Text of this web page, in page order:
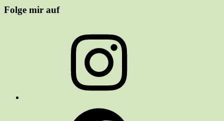
Folge mir auf